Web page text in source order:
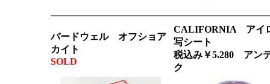
バードウェル オフショア
カイト
SOLD
CALIFORNIA アイ
写シート
税込み￥5.280 アン
ク